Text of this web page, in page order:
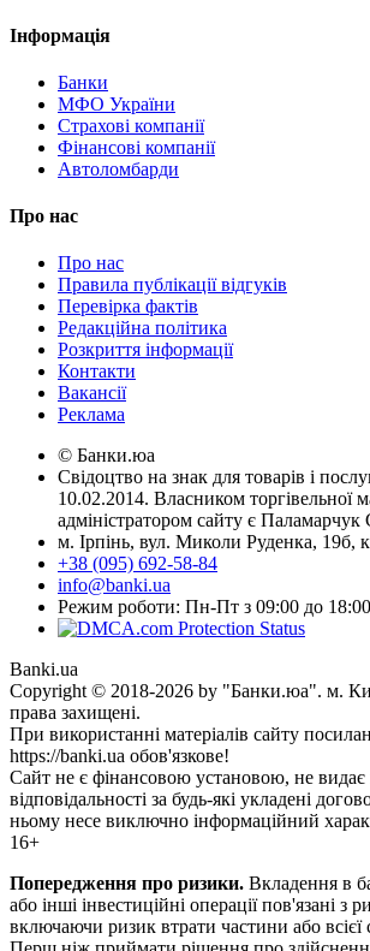
Інформація
Банки
МФО України
Страхові компанії
Фінансові компанії
Автоломбарди
Про нас
Про нас
Правила публікації відгуків
Перевірка фактів
Редакційна політика
Розкриття інформації
Контакти
Вакансії
Реклама
© Банки.юа
Свідоцтво на знак для товарів і
10.02.2014. Власником торгівельної
адміністратором сайту є
м. Ірпінь, вул. Миколи Руденка, 19б,
+38 (095) 692-58-84
info@banki.ua
Режим роботи: Пн-Пт з 09:00 до 18:00
Banki.ua
Copyright © 2018-2026 by "Банки.юа". м.
права захищені.
При використанні матеріалів сайту
https://banki.ua обов'язкове!
Сайт не є фінансовою установою, не видає
відповідальності за будь-які укладені
ньому несе виключно інформаційний
16+
Попередження про ризики. Вкладення в
або інші інвестиційні операції пов'язані з
включаючи ризик втрати частини або всієї